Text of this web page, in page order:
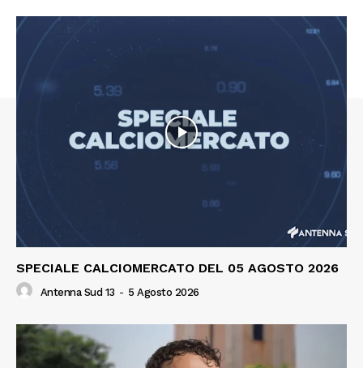
SPECIALE CALCIOMERCATO DEL 05 AGOSTO 2026
Antenna Sud 13 - 5 Agosto 2026